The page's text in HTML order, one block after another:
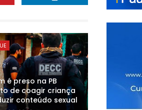
é preso na PB
de coagir criança
conteúdo sexual